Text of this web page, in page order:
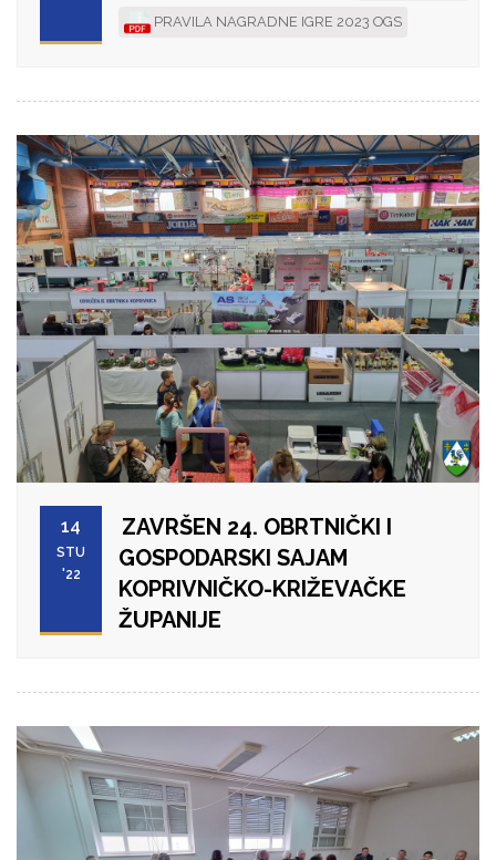
PRAVILA NAGRADNE IGRE 2023 OGS
14
STU
'22
ZAVRŠEN 24. OBRTNIČKI I
GOSPODARSKI SAJAM
KOPRIVNIČKO-KRIŽEVAČKE
ŽUPANIJE